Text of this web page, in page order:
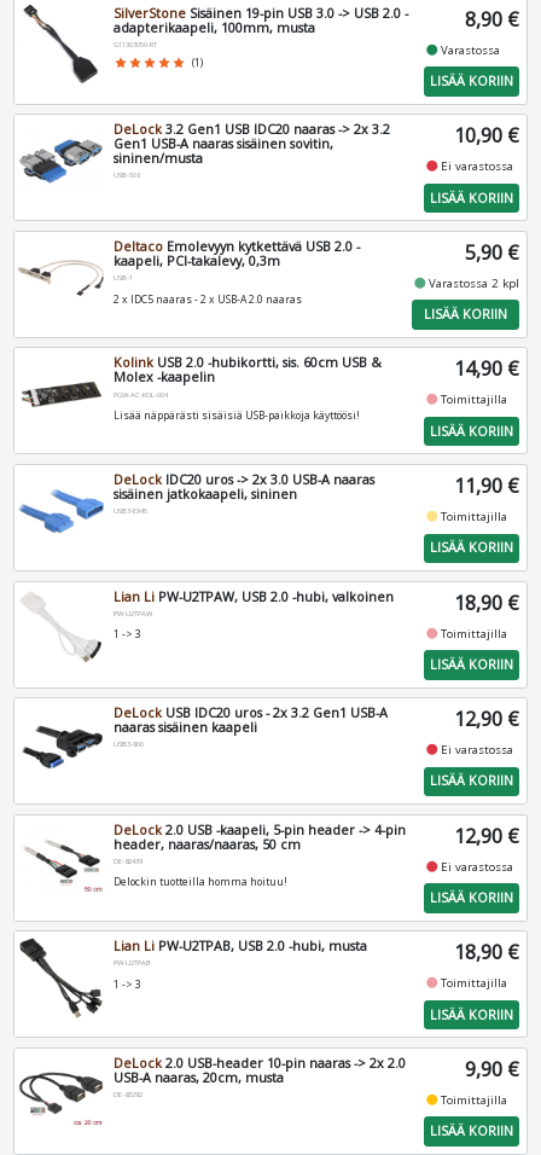
SilverStone Sisäinen 19-pin USB 3.0 -> USB 2.0 -
adapterikaapeli, 100mm, musta
G11303050-RT
star star star star star (1)
8,90 €
fiber_manual_recordVarastossa
LISÄÄ KORIIN
DeLock3.2 Gen1 USB IDC20 naaras -> 2x 3.2
Gen1 USB-A naaras sisäinen sovitin,
sininen/musta
USB-508
10,90 €
fiber_manual_record Ei varastossa
LISÄÄ KORIIN
Deltaco Emolevyyn kytkettävä USB 2.0 -
kaapeli, PCI-takalevy, 0,3m
USB-1
2 x IDC5 naaras - 2 x USB-A 2.0 naaras
5,90 €
fiber_manual_recordVarastossa 2 kpl
LISÄÄ KORIIN
KolinkUSB 2.0 -hubikortti, sis. 60cm USB &
Molex -kaapelin
PGW-AC-KOL-004
Lisää näppärästi sisäisiä USB-paikkoja käyttöösi!
14,90 €
fiber_manual_recordToimittajilla
LISÄÄ KORIIN
DeLockIDC20 uros -> 2x 3.0 USB-A naaras
sisäinen jatkokaapeli, sininen
USB3-EX45
11,90 €
fiber_manual_recordToimittajilla
LISÄÄ KORIIN
Lian Li PW-U2TPAW, USB 2.0 -hubi, valkoinen
PW-U2TPAW
1 -> 3
18,90 €
fiber_manual_recordToimittajilla
LISÄÄ KORIIN
DeLockUSB IDC20 uros - 2x 3.2 Gen1 USB-A
naaras sisäinen kaapeli
USB3-900
12,90 €
fiber_manual_record Ei varastossa
LISÄÄ KORIIN
DeLock 2.0 USB -kaapeli, 5-pin header -> 4-pin
header, naaras/naaras, 50 cm
DE-82439
Delockin tuotteilla homma hoituu!
12,90 €
fiber_manual_record Ei varastossa
LISÄÄ KORIIN
Lian Li PW-U2TPAB, USB 2.0 -hubi, musta
PW-U2TPAB
1 -> 3
18,90 €
fiber_manual_recordToimittajilla
LISÄÄ KORIIN
DeLock 2.0 USB-header 10-pin naaras -> 2x 2.0
USB-A naaras, 20cm, musta
DE-83292
9,90 €
fiber_manual_recordToimittajilla
LISÄÄ KORIIN